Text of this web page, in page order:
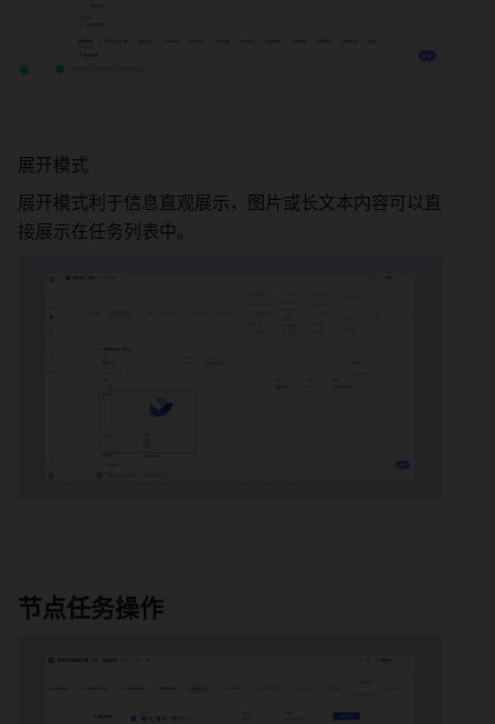
展开模式
展开模式利于信息直观展示，图片或长文本内容可以直
接展示在任务列表中。
节点任务操作